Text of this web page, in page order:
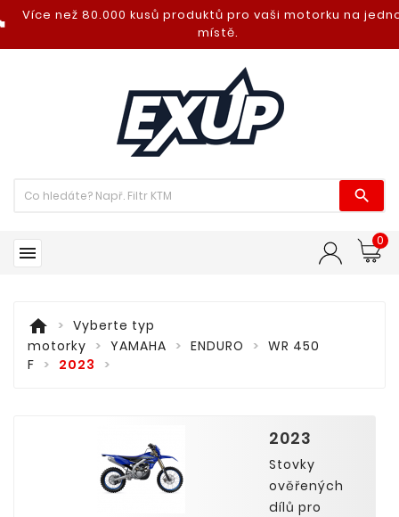
Více než 80.000 kusů produktů pro vaši motorku na
místě.


0
home
Vyberte typ
motorky
YAMAHA ENDURO
WR 450
F
2023
2023
Stovky
ověřených
dílů pro